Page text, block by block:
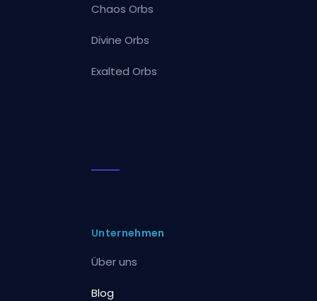
Chaos Orbs
Divine Orbs
Exalted Orbs
Unternehmen
Über uns
Blog